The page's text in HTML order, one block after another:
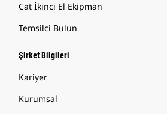
Cat İkinci El Ekipman
Temsilci Bulun
Şirket Bilgileri
Kariyer
Kurumsal